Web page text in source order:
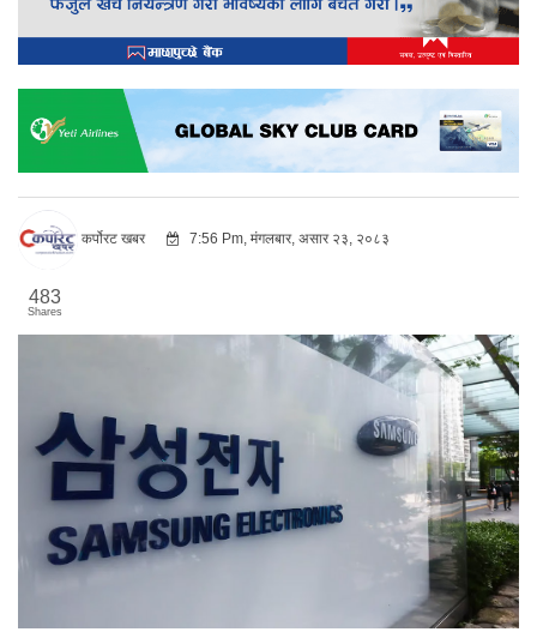
कर्पोरट खबर 7:56 Pm, मंगलबार, असार २३, २०८३
483
Shares